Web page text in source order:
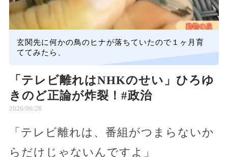
玄関先に何かの鳥のヒナが落ちていたので１ヶ月育
ててみたら、
「テレビ離れはNHKのせい」ひろゆ
きのど正論が炸裂！#政治
2026/06/28
「テレビ離れは、番組がつまらないか
らだけじゃないんですよ」